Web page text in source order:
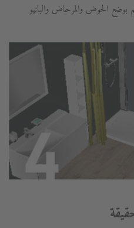
الحوض والمرحاض والبانيو